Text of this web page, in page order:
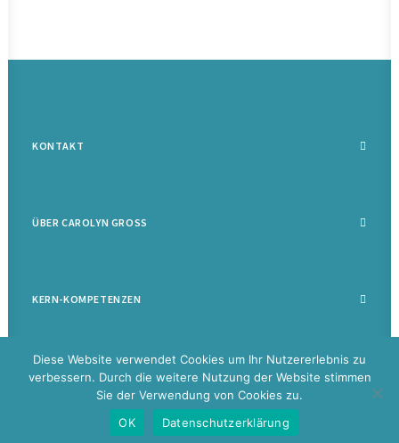
KONTAKT
ÜBER CAROLYN GROSS
KERN-KOMPETENZEN
2026 Carolyn Groß |Datenschutz|Impressum|Disclaimer
Diese Website verwendet Cookies um Ihr Nutzererlebnis zu
verbessern. Durch die weitere Nutzung der Website stimmen
Sie der Verwendung von Cookies zu.
OK
Datenschutzerklärung